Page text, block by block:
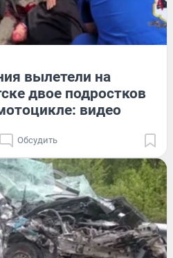
вылетели на
двое подростков
видео
Обсудить